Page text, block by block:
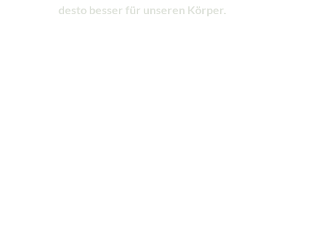
desto besser für unseren Körper.